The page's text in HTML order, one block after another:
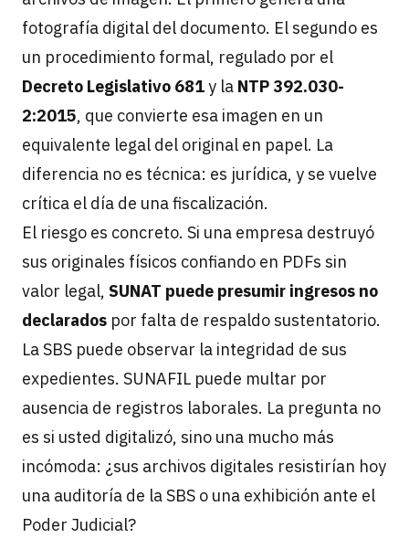
fotografía digital del documento. El segundo es
un procedimiento formal, regulado por el
Decreto Legislativo 681y la NTP 392.030-
2:2015, que convierte esa imagen en un
equivalente legal del original en papel. La
diferencia no es técnica: es jurídica, y se vuelve
crítica el día de una fiscalización.
El riesgo es concreto. Si una empresa destruyó
sus originales físicos confiando en PDFs sin
valor legal, SUNAT puede presumir ingresos no
declarados por falta de respaldo sustentatorio.
La SBS puede observar la integridad de sus
expedientes. SUNAFIL puede multar por
ausencia de registros laborales. La pregunta no
es si usted digitalizó, sino una mucho más
incómoda: ¿sus archivos digitales resistirían hoy
una auditoría de la SBS o una exhibición ante el
Poder Judicial?